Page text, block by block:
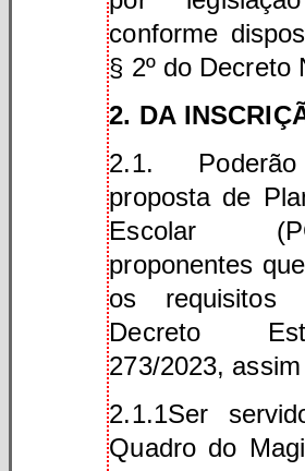
conforme
§ 2º do Decreto
2. DA
2.1.
proposta de
Escolar
proponentes
os requisitos
Decreto
273/2023,
2.1.1Ser
Quadro do